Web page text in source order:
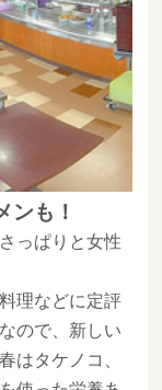
ンも！
っぱりと女性
理などに定評
ので、新しい
はタケノコ、